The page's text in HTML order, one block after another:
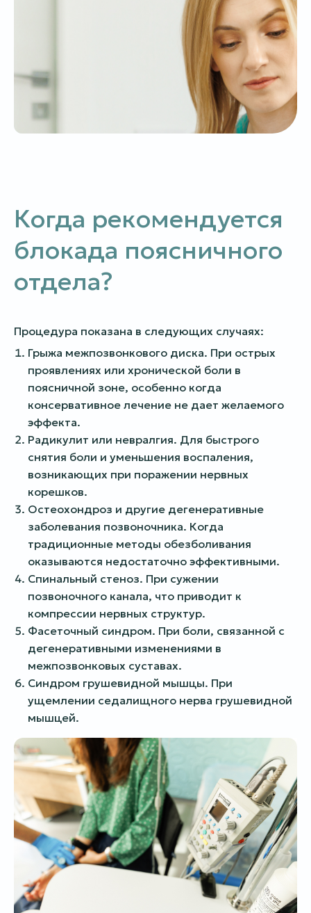
Когда рекомендуется
блокада поясничного
отдела?
Процедура показана в следующих случаях:
Грыжа межпозвонкового диска. При острых
проявлениях или хронической боли в
поясничной зоне, особенно когда
консервативное лечение не дает желаемого
эффекта.
Радикулит или невралгия. Для быстрого
снятия боли и уменьшения воспаления,
возникающих при поражении нервных
корешков.
Остеохондроз и другие дегенеративные
заболевания позвоночника. Когда
традиционные методы обезболивания
оказываются недостаточно эффективными.
Спинальный стеноз. При сужении
позвоночного канала, что приводит к
компрессии нервных структур.
Фасеточный синдром. При боли, связанной с
дегенеративными изменениями в
межпозвонковых суставах.
Синдром грушевидной мышцы. При
ущемлении седалищного нерва грушевидной
мышцей.